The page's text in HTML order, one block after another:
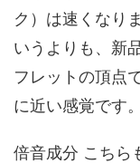
ク）は速くなり
いうよりも、新
フレットの頂点
に近い感覚です。
倍音成分 こちら